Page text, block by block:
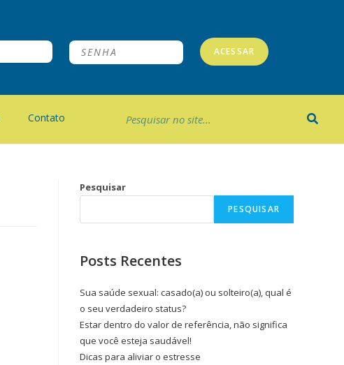
ACESSAR
Contato
Pesquisar
PESQUISAR
Posts Recentes
Sua saúde sexual: casado(a) ou solteiro(a), qual é
o seu verdadeiro status?
Estar dentro do valor de referência, não significa
que você esteja saudável!
Dicas para aliviar o estresse